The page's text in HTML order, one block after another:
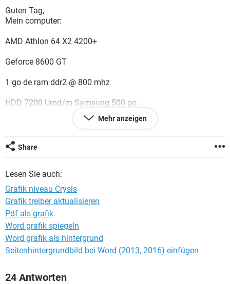
WHATSAPP
FACEBOOK
WINDOWS 10
SPIELE
ANDROID
WINDOWS 10
WHATSAPP
Guten Tag,
Mein computer:
AMD Athlon 64 X2 4200+
Geforce 8600 GT
1 go de ram ddr2 @ 800 mhz
HDD 7200 Umd/m Samsung 500 go
Ich wolte fragen welchen grafik niveau kann ich haben mit
den ersten crysis????
Mehr anzeigen
Share
Lesen Sie auch:
Grafik niveau Crysis
Grafik treiber aktualisieren
Pdf als grafik
Word grafik spiegeln
Word grafik als hintergrund
Seitenhintergrundbild bei Word (2013, 2016) einfügen
24 Antworten